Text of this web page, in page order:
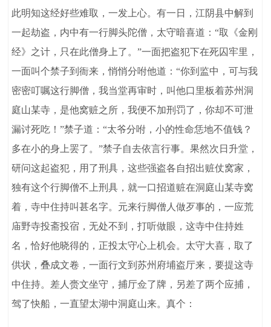
此明知这经好些难取，一发上心。有一日，江阴县中解到
一起劫盗，内中有一行脚头陀僧，太守暗喜道：“取《金刚
经》之计，只在此僧身上了。”一面把盗犯下在死囚牢里，
一面叫个禁子到衙来，悄悄分咐他道：“你到监中，可与我
密密叮嘱这行脚僧，我当堂再审时，叫他口里板着苏州洞
庭山某寺，是他窝赃之所，我便不加刑罚了，你却不可泄
漏讨死吃！”禁子道：“太爷分咐，小的性命恁地不值钱？
多在小的身上罢了。”禁子自去依言行事。果然次日升堂，
研问这起盗犯，用了刑具，这些强盗各自招出赃仗窝家，
独有这个行脚僧不上刑具，就一口招道赃在洞庭山某寺窝
着，寺中住持叫甚名字。元来行脚僧人做歹事的，一应荒
庙野寺投斋投宿，无处不到，打听做眼，这寺中住持姓
名，恰好他晓得的，正投太守心上机会。太守大喜，取了
供状，叠成文卷，一面行文到苏州府埔盗厅来，要提这寺
中住持。差人赍文坐守，捕厅佥了牌，另差了两个应捕，
驾了快船，一直望太湖中洞庭山来。真个：